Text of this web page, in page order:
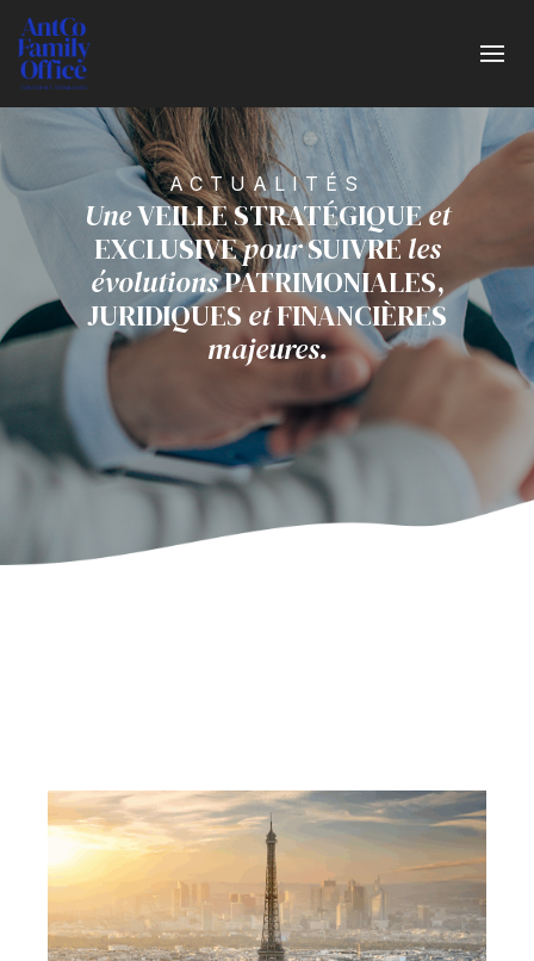
ACTUALITÉS
UneVEILLE STRATÉGIQUEet
EXCLUSIVEpourSUIVRE les
évolutionsPATRIMONIALES,
JURIDIQUES etFINANCIÈRES
majeures.